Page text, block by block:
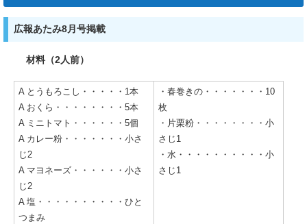
広報あたみ8月号掲載
材料（2人前）
A とうもろこし・・・・・1本
A おくら・・・・・・・・5本
A ミニトマト・・・・・・5個
A カレー粉・・・・・・・小さ
じ2
A マヨネーズ・・・・・・小さ
じ2
A 塩・・・・・・・・・・ひと
つまみ
・春巻きの・・・・・・・10
枚
・片栗粉・・・・・・・・小
さじ1
・水・・・・・・・・・・小
さじ1